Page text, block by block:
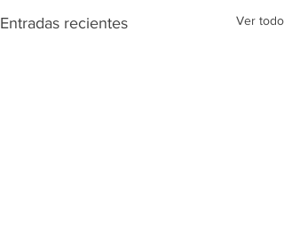
Entradas recientes Ver todo